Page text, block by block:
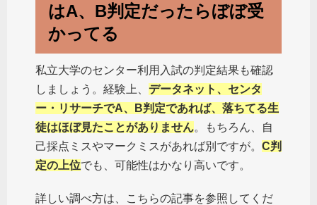
はA、B判定だったらぼぼ受
かってる
私立大学のセンター利用入試の判定結果も確認
しましょう。経験上、 データネット、センタ
ー・リサーチでA、B判定であれば、落ちてる生
徒はほぼ見たことがありません。もちろん、自
己採点ミスやマークミスがあれば別ですが。 C判
定の上位でも、可能性はかなり高いです。
詳しい調べ方は、こちらの記事を参照してくだ